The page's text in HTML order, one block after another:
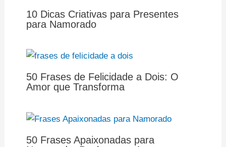
10 Dicas Criativas para Presentes
para Namorado
50 Frases de Felicidade a Dois: O
Amor que Transforma
50 Frases Apaixonadas para